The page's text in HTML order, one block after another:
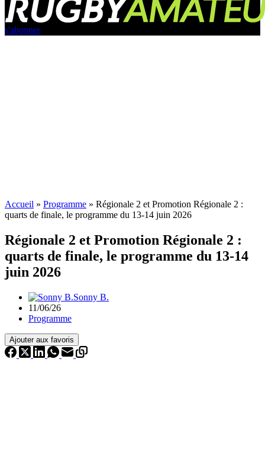
s'abonner
Accueil » Programme » Régionale 2 et Promotion Régionale 2 :
quarts de finale, le programme du 13-14 juin 2026
Régionale 2 et Promotion Régionale 2 :
quarts de finale, le programme du 13-14
juin 2026
Sonny B.
11/06/26
Programme
Ajouter aux favoris